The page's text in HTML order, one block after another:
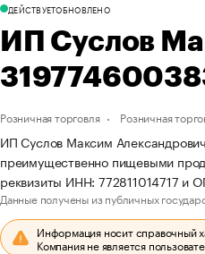
ДЕЙСТВУЕТОБНОВЛЕНО
ИП Суслов
Розничная торговля Розничная
ИП Суслов Максим
преимущественно пищевыми
реквизиты ИНН: 772811014717 и
Данные получены из публичных
Информация носит справочный
Компания не является